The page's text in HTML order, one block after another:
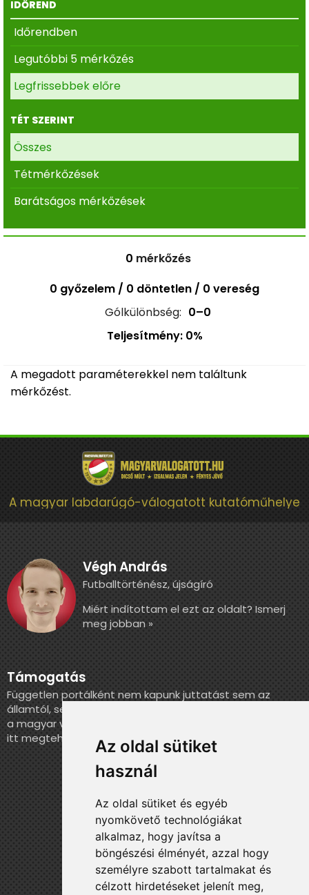
Az oldal sütiket
használ
Az oldal sütiket és egyéb
nyomkövető technológiákat
alkalmaz, hogy javítsa a
böngészési élményét, azzal hogy
személyre szabott tartalmakat és
célzott hirdetéseket jelenít meg,
IDŐREND
Időrendben
Legutóbbi 5 mérkőzés
Legfrissebbek előre
TÉT SZERINT
Összes
Tétmérkőzések
Barátságos mérkőzések
0 mérkőzés
0 győzelem / 0 döntetlen / 0 vereség
Gólkülönbség: 0–0
Teljesítmény: 0%
A megadott paraméterekkel nem találtunk
mérkőzést.
A magyar labdarúgó-válogatott kutatóműhelye
Végh András
Futballtörténész, újságíró
Miért indítottam el ezt az oldalt? Ismerj
meg jobban »
Támogatás
Független portálként nem kapunk juttatást sem az
államtól, sem más szervezettől. Ha szeretnél segíteni
a magyar válogatott történelmének feldolgozásában,
itt megteheted.